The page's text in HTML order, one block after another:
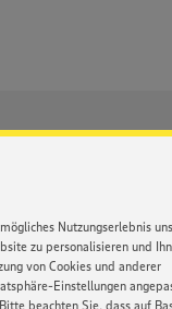
Nutzungserlebnis
zu personalisieren und
von Cookies und anderer
Einstellungen
beachten Sie, dass auf
kB Download